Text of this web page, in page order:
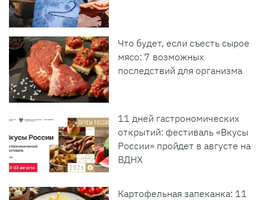
Что будет, если съесть сырое
мясо: 7 возможных
последствий для организма
11 дней гастрономических
открытий: фестиваль «Вкусы
России» пройдет в августе на
ВДНХ
Картофельная запеканка: 11